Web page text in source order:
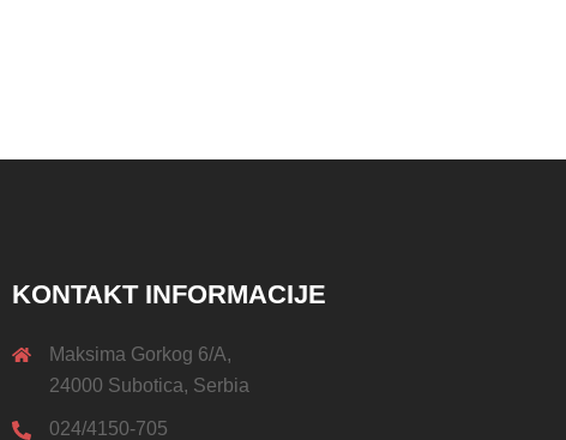
KONTAKT INFORMACIJE
Maksima Gorkog 6/A,
24000 Subotica, Serbia
024/4150-705